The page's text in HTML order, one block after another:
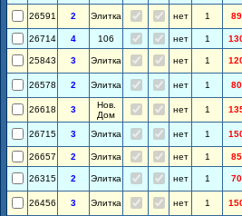
26591 2 Элитка нет 1
26714 4 106 нет 1
25843 3 Элитка нет 1
26578 2 Элитка нет 1
26618 3
Нов.
Дом
нет 1
26715 3 Элитка нет 1
26657 2 Элитка нет 1
26315 2 Элитка нет 1
26456 3 Элитка нет 1